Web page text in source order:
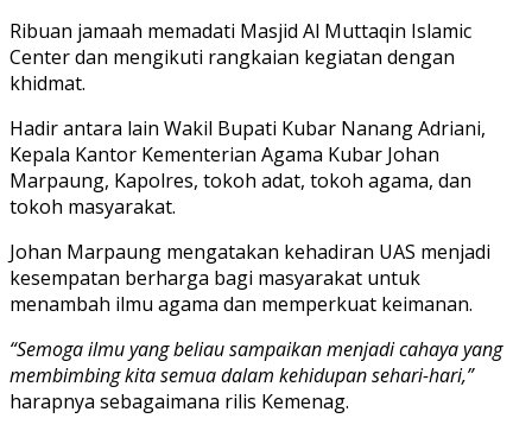
Ribuan jamaah memadati Masjid Al Muttaqin Islamic
Center dan mengikuti rangkaian kegiatan dengan
khidmat.
Hadir antara lain Wakil Bupati Kubar Nanang Adriani,
Kepala Kantor Kementerian Agama Kubar Johan
Marpaung, Kapolres, tokoh adat, tokoh agama, dan
tokoh masyarakat.
Johan Marpaung mengatakan kehadiran UAS menjadi
kesempatan berharga bagi masyarakat untuk
menambah ilmu agama dan memperkuat keimanan.
“Semoga ilmu yang beliau sampaikan menjadi cahaya yang
membimbing kita semua dalam kehidupan sehari-hari,”
harapnya sebagaimana rilis Kemenag.